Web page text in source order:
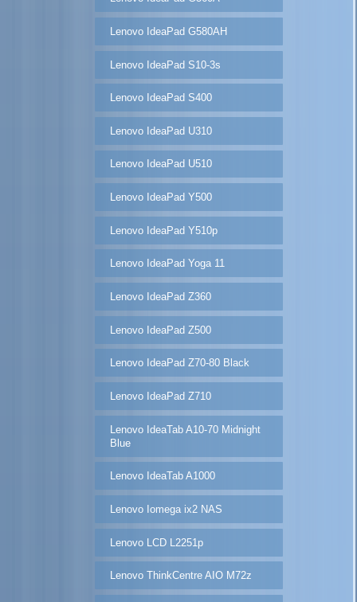
Lenovo IdeaPad G580AH
Lenovo IdeaPad S10-3s
Lenovo IdeaPad S400
Lenovo IdeaPad U310
Lenovo IdeaPad U510
Lenovo IdeaPad Y500
Lenovo IdeaPad Y510p
Lenovo IdeaPad Yoga 11
Lenovo IdeaPad Z360
Lenovo IdeaPad Z500
Lenovo IdeaPad Z70-80 Black
Lenovo IdeaPad Z710
Lenovo IdeaTab A10-70 Midnight
Blue
Lenovo IdeaTab A1000
Lenovo Iomega ix2 NAS
Lenovo LCD L2251p
Lenovo ThinkCentre AIO M72z